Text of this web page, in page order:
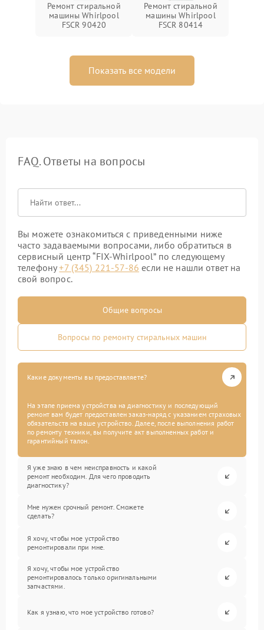
Ремонт стиральной
машины Whirlpool
FSCR 90420
Ремонт стиральной
машины Whirlpool
FSCR 80414
Показать все модели
FAQ. Ответы на вопросы
Вы можете ознакомиться с приведенными ниже
часто задаваемыми вопросами, либо обратиться в
сервисный центр “FIX-Whirlpool” по следующему
телефону+7 (345) 221-57-86 если не нашли ответ на
свой вопрос.
Общие вопросы
Вопросы по ремонту стиральных машин
Какие документы вы предоставляете?
На этапе приема устройства на диагностику и последующий
ремонт вам будет предоставлен заказ-наряд с указанием страховых
обязательств на ваше устройство. Далее, после выполнения работ
по ремонту техники, вы получите акт выполненных работ и
гарантийный талон.
Я уже знаю в чем неисправность и какой
ремонт необходим. Для чего проводить
диагностику?
Мне нужен срочный ремонт. Сможете
сделать?
Я хочу, чтобы мое устройство
ремонтировали при мне.
Я хочу, чтобы мое устройство
ремонтировалось только оригинальными
запчастями.
Как я узнаю, что мое устройство готово?